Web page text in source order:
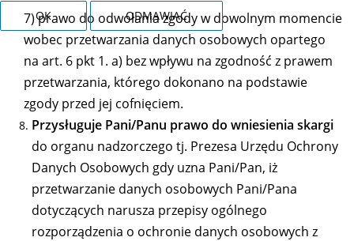
7) prawo do odwołania zgody w dowolnym momencie
wobec przetwarzania danych osobowych opartego
na art. 6 pkt 1. a) bez wpływu na zgodność z prawem
przetwarzania, którego dokonano na podstawie
zgody przed jej cofnięciem.
Przysługuje Pani/Panu prawo do wniesienia skargi
do organu nadzorczego tj. Prezesa Urzędu Ochrony
Danych Osobowych gdy uzna Pani/Pan, iż
przetwarzanie danych osobowych Pani/Pana
dotyczących narusza przepisy ogólnego
rozporządzenia o ochronie danych osobowych z
OK
ODMAWIAĆ